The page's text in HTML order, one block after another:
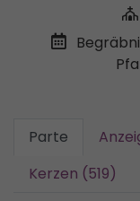
Parte
Kerzen (519)